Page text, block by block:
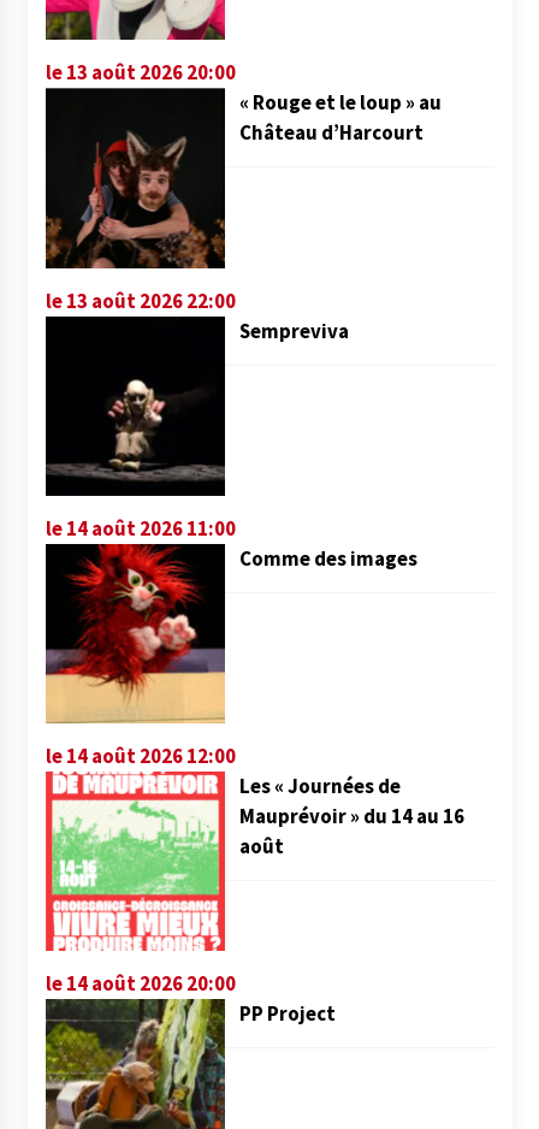
le 13 août 2026 20:00
« Rouge et le loup » au
Château d’Harcourt
le 13 août 2026 22:00
Sempreviva
le 14 août 2026 11:00
Comme des images
le 14 août 2026 12:00
Les « Journées de
Mauprévoir » du 14 au 16
août
le 14 août 2026 20:00
PP Project